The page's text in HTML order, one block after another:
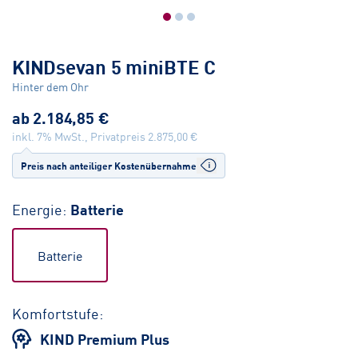
KINDsevan 5 miniBTE C
Hinter dem Ohr
ab2.184,85 €
inkl. 7% MwSt., Privatpreis 2.875,00 €
Preis nach anteiliger Kostenübernahme
Energie: Batterie
Batterie
Komfortstufe:
KIND Premium Plus